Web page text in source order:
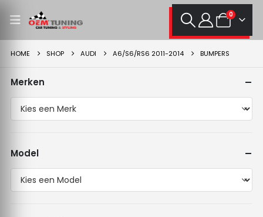
0
HOME SHOP AUDI A6/S6/RS6 2011-2014 BUMPERS
Merken
Model